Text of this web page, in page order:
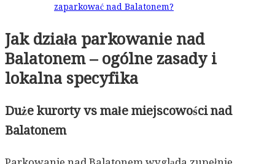
zaparkować nad Balatonem?
Jak działa parkowanie nad
Balatonem – ogólne zasady i
lokalna specyfika
Duże kurorty vs małe miejscowości nad
Balatonem